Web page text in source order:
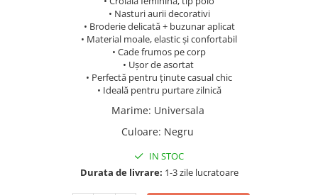
• Nasturi aurii decorativi
• Broderie delicată + buzunar aplicat
• Material moale, elastic și confortabil
• Cade frumos pe corp
• Ușor de asortat
• Perfectă pentru ținute casual chic
• Ideală pentru purtare zilnică
Marime: Universala
Culoare: Negru
IN STOC
Durata de livrare: 1-3 zile lucratoare